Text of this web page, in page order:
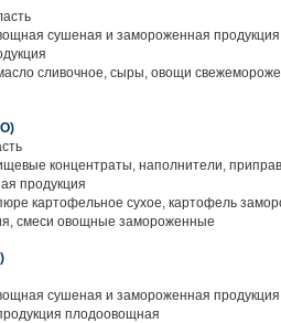
сушеная и замороженная
сливочное, сыры, овощи
концентраты, наполнители,
продукция
картофельное сухое, картофель
смеси овощные замороженные
сушеная и замороженная продукция
плодоовощная